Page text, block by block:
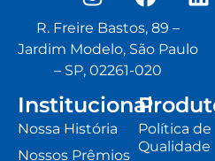
R. Freire Bastos, 89 –
Jardim Modelo, São Paulo
– SP, 02261-020
Institucional
Nossa História
Nossos Prêmios
Política de
Qualidade